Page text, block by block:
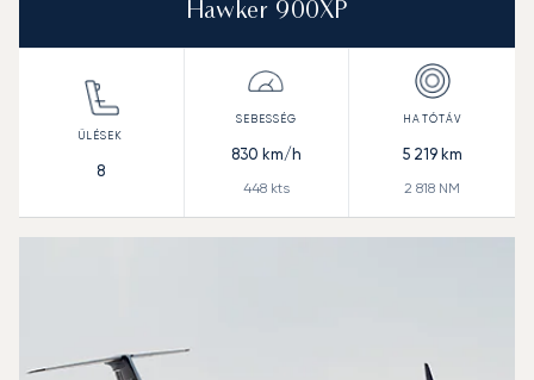
Hawker 900XP
8
830 km/h
448kts
5 219km
2 818 NM